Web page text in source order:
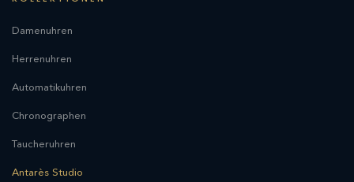
Damenuhren
Herrenuhren
Automatikuhren
Chronographen
Taucheruhren
Antarès Studio